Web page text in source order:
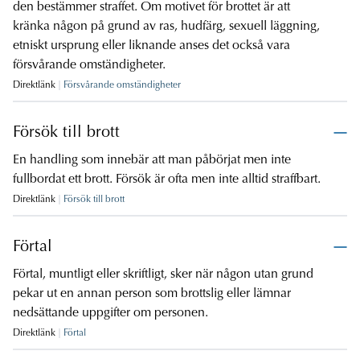
den bestämmer straffet. Om motivet för brottet är att
kränka någon på grund av ras, hudfärg, sexuell läggning,
etniskt ursprung eller liknande anses det också vara
försvårande omständigheter.
Direktlänk Försvårande omständigheter
Försök till brott
En handling som innebär att man påbörjat men inte
fullbordat ett brott. Försök är ofta men inte alltid straffbart.
Direktlänk Försök till brott
Förtal
Förtal, muntligt eller skriftligt, sker när någon utan grund
pekar ut en annan person som brottslig eller lämnar
nedsättande uppgifter om personen.
Direktlänk Förtal